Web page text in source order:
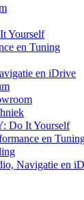
Yourself
en Tuning
en iDrive
Do It Yourself
en
Navigatie en